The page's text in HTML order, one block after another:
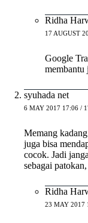
Ridha
17 AUGUST
Google
membantu
syuhada net
6 MAY 2017 17:06 /
Memang
juga bisa
cocok. Jadi
sebagai
Ridha
23 MAY 2017